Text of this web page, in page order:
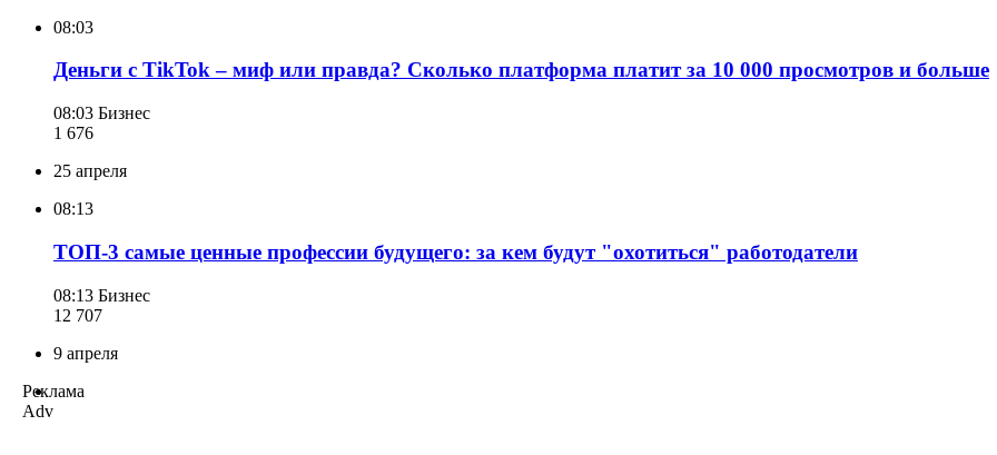
08:03
Деньги с TikTok – миф или правда? Сколько платформа платит за 10 000 просмотров и больше
08:03 Бизнес
1 676
25 апреля
08:13
ТОП-3 самые ценные профессии будущего: за кем будут "охотиться" работодатели
08:13 Бизнес
12 707
9 апреля
Реклама
Adv